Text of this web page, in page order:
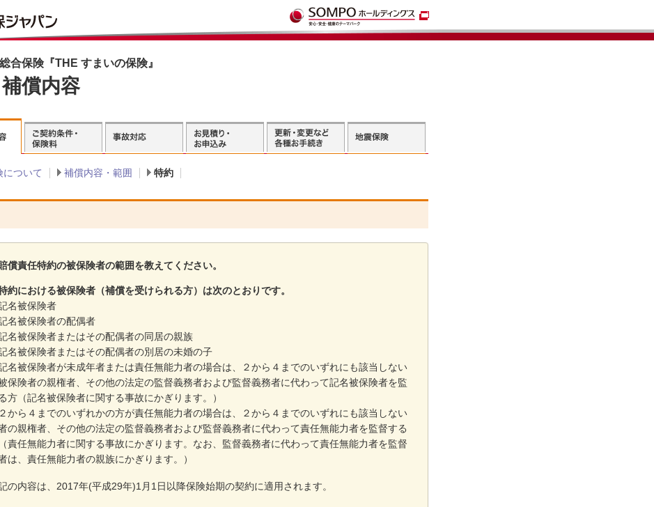
合保険『THE すまいの保険』
償内容
について 補償内容・範囲 特約
償責任特約の被保険者の範囲を教えてください。
約における被保険者（補償を受けられる方）は次のとおりです。
名被保険者
名被保険者の配偶者
名被保険者またはその配偶者の同居の親族
名被保険者またはその配偶者の別居の未婚の子
名被保険者が未成年者または責任無能力者の場合は、２から４までのいずれにも該当しない
保険者の親権者、その他の法定の監督義務者および監督義務者に代わって記名被保険者を監
方（記名被保険者に関する事故にかぎります。）
から４までのいずれかの方が責任無能力者の場合は、２から４までのいずれにも該当しない
の親権者、その他の法定の監督義務者および監督義務者に代わって責任無能力者を監督する
責任無能力者に関する事故にかぎります。なお、監督義務者に代わって責任無能力者を監督
は、責任無能力者の親族にかぎります。）
の内容は、2017年(平成29年)1月1日以降保険始期の契約に適用されます。